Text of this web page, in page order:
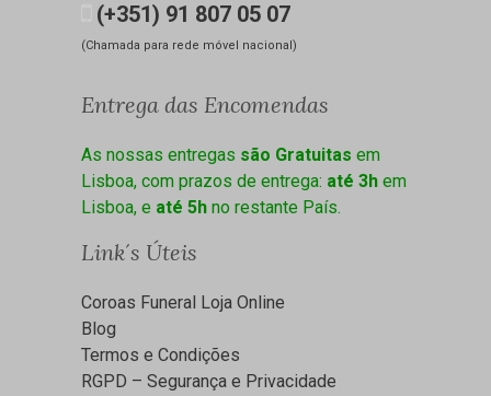
(+351) 91 807 05 07
(Chamada para rede móvel nacional)
Entrega das Encomendas
As nossas entregas são Gratuitas em
Lisboa, com prazos de entrega: até 3h em
Lisboa, e até 5h no restante País.
Link´s Úteis
Coroas Funeral Loja Online
Blog
Termos e Condições
RGPD – Segurança e Privacidade